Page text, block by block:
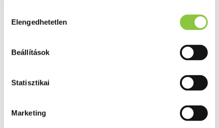
kiválasztása
Elengedhetetlen
Beállítások
Statisztikai
Marketing
Ezek is érdekelhetik Önt